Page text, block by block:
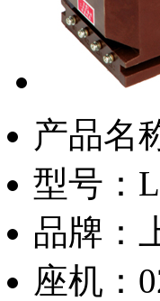
产品名
型号：
品牌：
座机：